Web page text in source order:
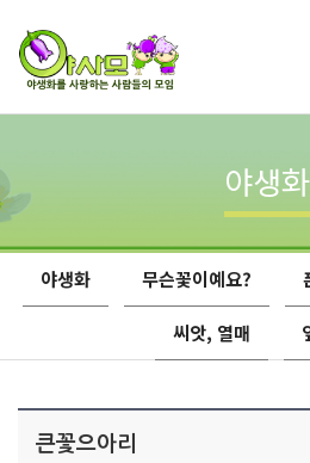
야생화
야생화 무슨꽃이예요?
씨앗, 열매
큰꽃으아리